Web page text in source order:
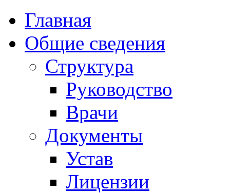
Главная
Общие сведения
Структура
Руководство
Врачи
Документы
Устав
Лицензии